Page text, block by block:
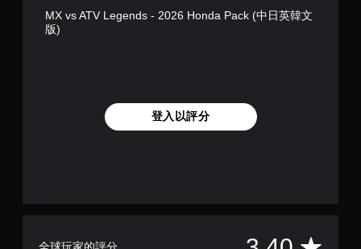
MX vs ATV Legends - 2026 Honda Pack (中日英韓文
版)
登入以評分